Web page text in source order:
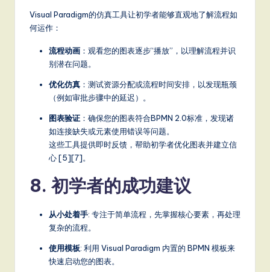
Visual Paradigm的仿真工具让初学者能够直观地了解流程如
何运作：
流程动画 ：观看您的图表逐步“播放”，以理解流程并识
别潜在问题。
优化仿真 ：测试资源分配或流程时间安排，以发现瓶颈
（例如审批步骤中的延迟）。
图表验证 ：确保您的图表符合BPMN 2.0标准，发现诸
如连接缺失或元素使用错误等问题。
这些工具提供即时反馈，帮助初学者优化图表并建立信
心 [5][7]。
8. 初学者的成功建议
从小处着手: 专注于简单流程，先掌握核心要素，再处理
复杂的流程。
使用模板: 利用 Visual Paradigm 内置的 BPMN 模板来
快速启动您的图表。